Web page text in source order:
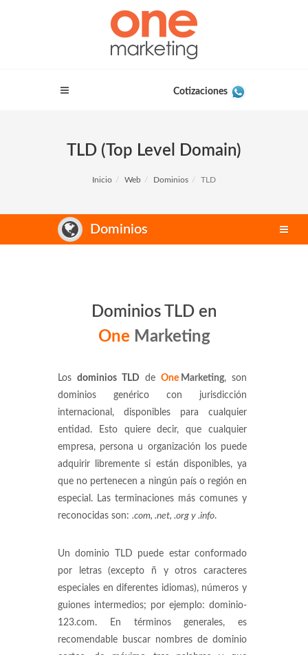
Cotizaciones
TLD (Top Level Domain)
Inicio Web Dominios TLD
Dominios
Dominios TLD en
One Marketing
Los dominios TLD de One Marketing, son
dominios genérico con jurisdicción
internacional, disponibles para cualquier
entidad. Esto quiere decir, que cualquier
empresa, persona u organización los puede
adquirir libremente si están disponibles, ya
que no pertenecen a ningún país o región en
especial. Las terminaciones más comunes y
reconocidas son: .com, .net, .org y .info.
Un dominio TLD puede estar conformado
por letras (excepto ñ y otros caracteres
especiales en diferentes idiomas), números y
guiones intermedios; por ejemplo: dominio-
123.com. En términos generales, es
recomendable buscar nombres de dominio